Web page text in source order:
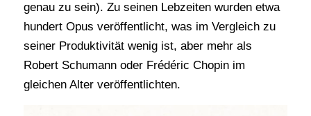
genau zu sein). Zu seinen Lebzeiten wurden etwa
hundert Opus veröffentlicht, was im Vergleich zu
seiner Produktivität wenig ist, aber mehr als
Robert Schumann oder Frédéric Chopin im
gleichen Alter veröffentlichten.